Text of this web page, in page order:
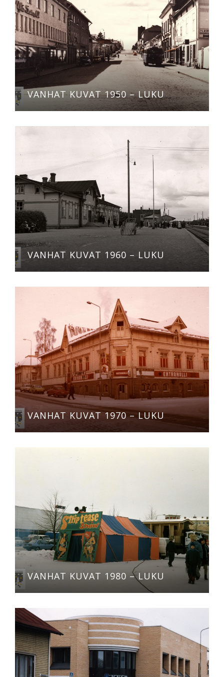
VANHAT KUVAT 1950 – LUKU
VANHAT KUVAT 1960 – LUKU
VANHAT KUVAT 1970 – LUKU
VANHAT KUVAT 1980 – LUKU